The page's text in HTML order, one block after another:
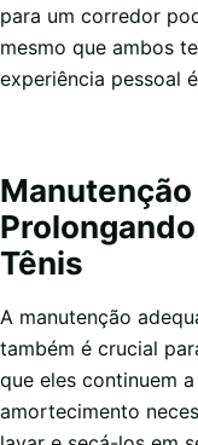
para um corredor
mesmo que ambos
experiência pessoal
Tênis
A manutenção
também é crucial
que eles continuem
amortecimento